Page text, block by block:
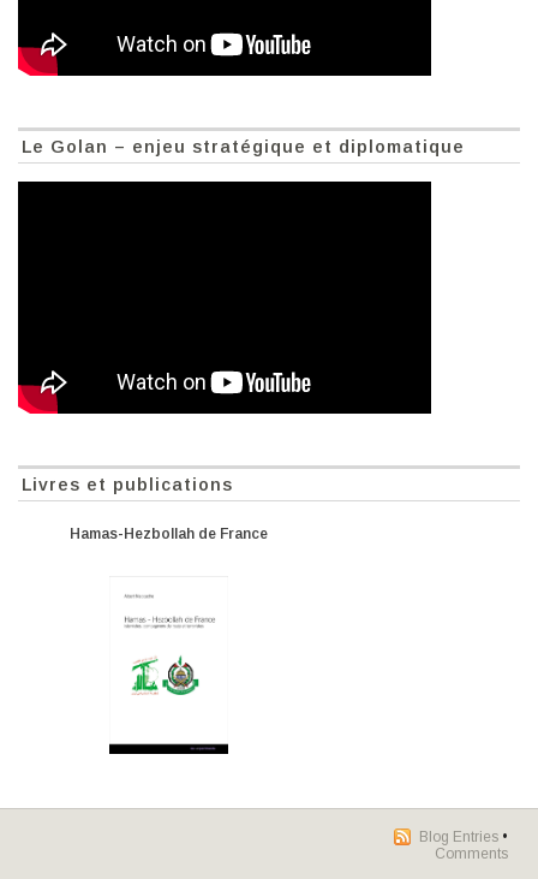
Le Golan – enjeu stratégique et diplomatique
Livres et publications
Hamas-Hezbollah de France
Blog Entries •
Comments